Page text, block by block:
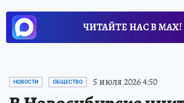
ЧИТАЙТЕ НАС В МАХ!
НОВОСТИ ОБЩЕСТВО 5 июля 2026 4:50